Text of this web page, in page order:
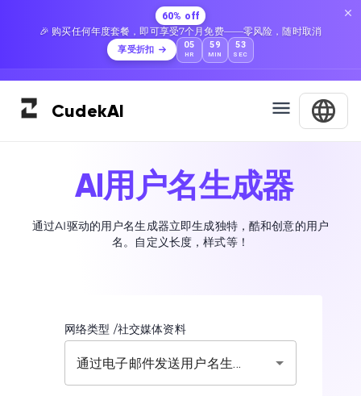
60% off
🎉 购买任何年度套餐，即可享受7个月免费——零风险，随时取消
享受折扣 05
HR
59
MIN
52
SEC
CudekAI
AI用户名生成器
通过AI驱动的用户名生成器立即生成独特，酷和创意的用户
名。自定义长度，样式等！
网络类型 /社交媒体资料